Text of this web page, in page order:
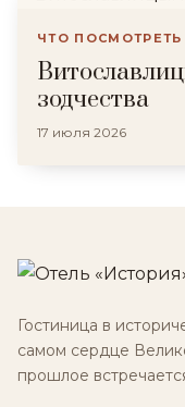
ЧТО ПОСМОТРЕТЬ
зодчества
17 июля 2026
Гостиница в
самом сердце
прошлое